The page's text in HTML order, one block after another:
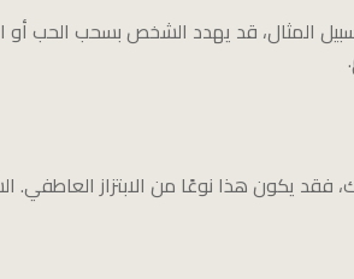
المثال، قد يهدد الشخص بسحب الحب أو
فقد يكون هذا نوعًا من الابتزاز